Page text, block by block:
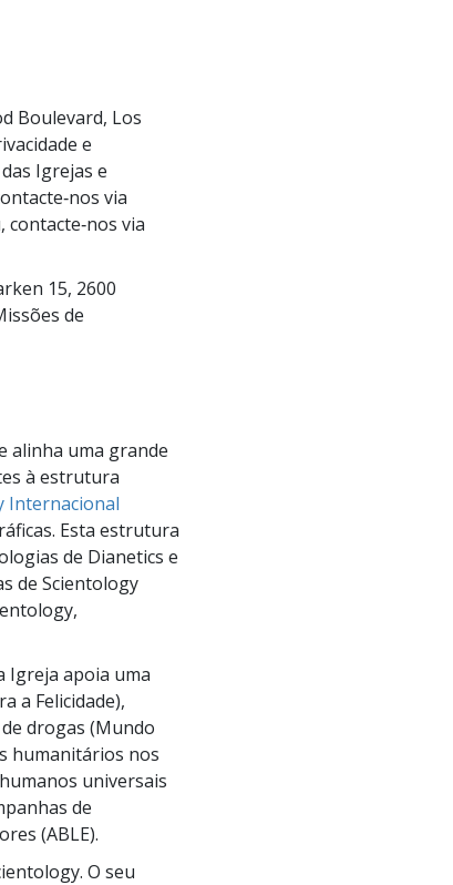
Boulevard, Los
e
Igrejas e
via
contacte‑nos via
15, 2600
de
alinha uma grande
à estrutura
Internacional
Esta estrutura
de Dianetics e
de Scientology
Igreja apoia uma
a Felicidade),
drogas (Mundo
humanitários nos
universais
de
(ABLE).
O seu